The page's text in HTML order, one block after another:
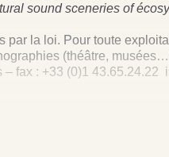
sound sceneries of
par la loi. Pour toute
(théâtre,
fax : +33 (0)1 43.65.24.22